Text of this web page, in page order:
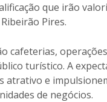
que irão
Pires.
cafeterias,
turístico. A
e
de negócios.